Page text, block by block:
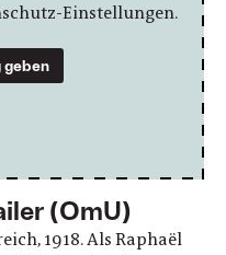
Einstellungen.
geben
(OmU)
1918. Als Raphaël